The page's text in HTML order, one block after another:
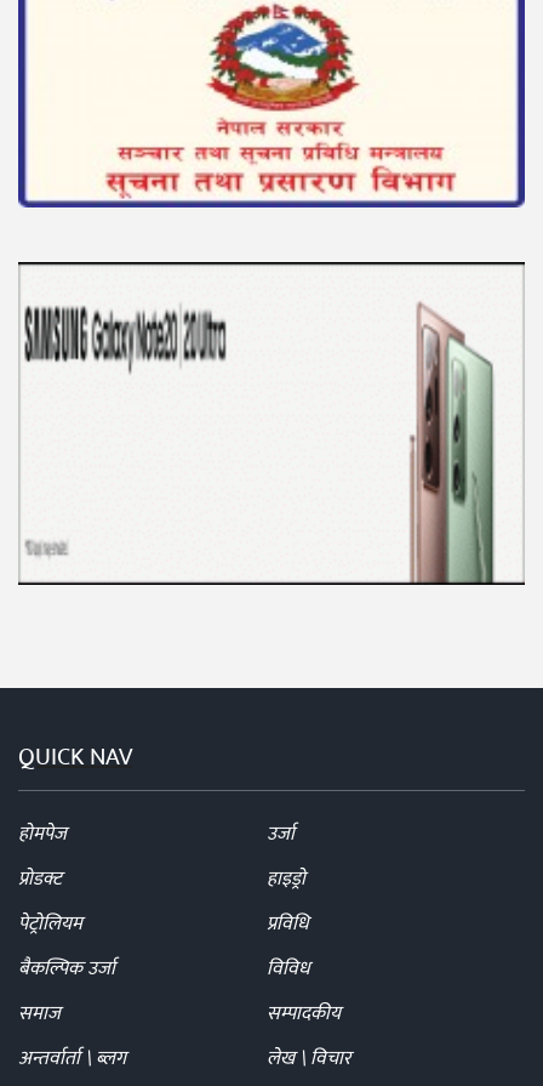
QUICK NAV
होमपेज
उर्जा
प्रोडक्ट
हाइड्रो
पेट्रोलियम
प्रविधि
बैकल्पिक उर्जा
विविध
समाज
सम्पादकीय
अन्तर्वार्ता \ ब्लग
लेख \ विचार